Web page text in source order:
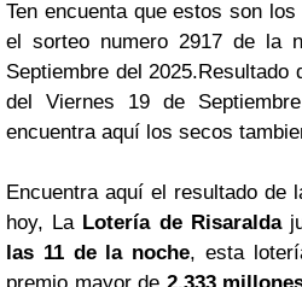
Ten encuenta que estos son
el sorteo numero 2917 de la
Septiembre del 2025.Resultado
del Viernes 19 de
encuentra aquí los secos
Encuentra aquí el resultado de
hoy, La Lotería de Risaralda
las 11 de la noche, esta
premio mayor de 2.333